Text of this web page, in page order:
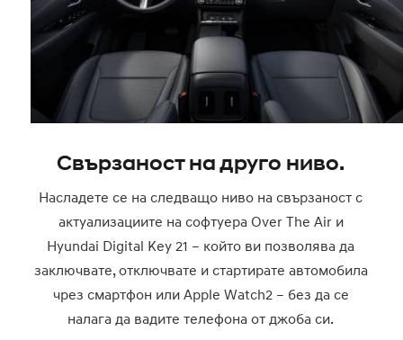
Свързаност на друго ниво.
Насладете се на следващо ниво на свързаност с
актуализациите на софтуера Over The Air и
Hyundai Digital Key 21 – който ви позволява да
заключвате, отключвате и стартирате автомобила
чрез смартфон или Apple Watch2 – без да се
налага да вадите телефона от джоба си.